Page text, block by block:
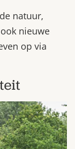
natuur,
nieuwe
op via